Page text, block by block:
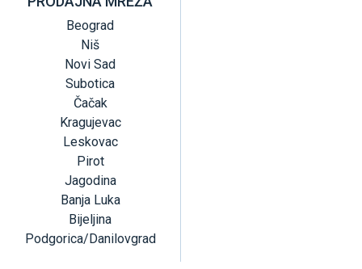
Beograd
Niš
Novi Sad
Subotica
Čačak
Kragujevac
Leskovac
Pirot
Jagodina
Banja Luka
Bijeljina
Podgorica/Danilovgrad